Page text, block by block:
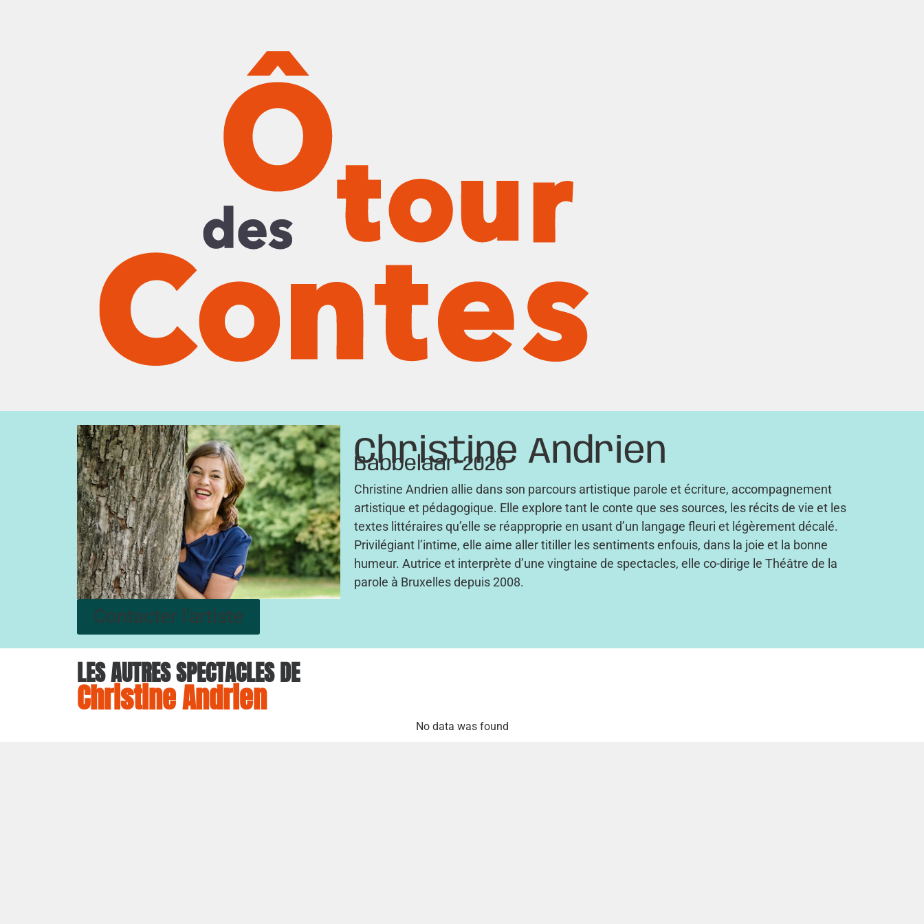
Contacter l'artiste
Christine Andrien
Babbelaar 2026
Christine Andrien allie dans son parcours artistique parole et écriture, accompagnement
artistique et pédagogique. Elle explore tant le conte que ses sources, les récits de vie et les
textes littéraires qu’elle se réapproprie en usant d’un langage fleuri et légèrement décalé.
Privilégiant l’intime, elle aime aller titiller les sentiments enfouis, dans la joie et la bonne
humeur. Autrice et interprète d’une vingtaine de spectacles, elle co-dirige le Théâtre de la
parole à Bruxelles depuis 2008.
LES AUTRES SPECTACLES DE
Christine Andrien
No data was found